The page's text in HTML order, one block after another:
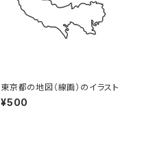
東京都の地図（線画）のイラスト
¥500